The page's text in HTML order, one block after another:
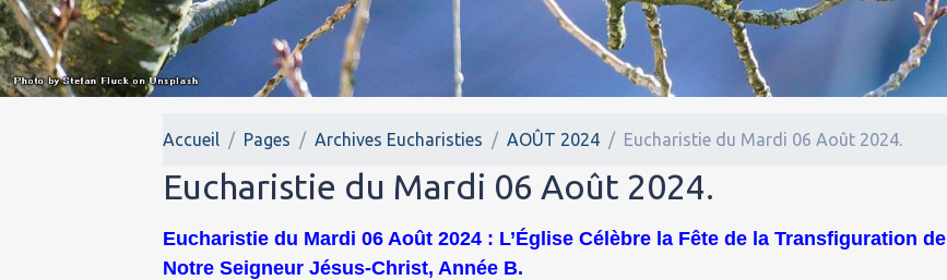
Accueil Pages Archives Eucharisties AOÛT 2024 Eucharistie du Mardi 06 Août 2024.
Eucharistie du Mardi 06 Août 2024.
Eucharistie du Mardi 06 Août 2024 : L’Église Célèbre la Fête de la Transfiguration de
Notre Seigneur Jésus-Christ, Année B.